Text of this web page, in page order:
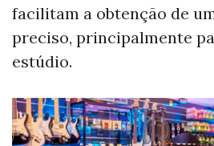
facilitam a obtenção de
preciso, principalmente
estúdio.